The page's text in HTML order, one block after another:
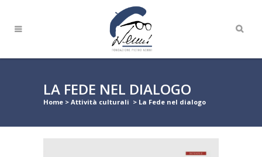
LA FEDE NEL DIALOGO
Home > Attività culturali > La Fede nel dialogo